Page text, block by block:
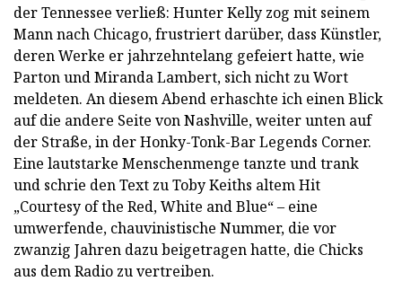
der Tennessee verließ: Hunter Kelly zog mit seinem
Mann nach Chicago, frustriert darüber, dass Künstler,
deren Werke er jahrzehntelang gefeiert hatte, wie
Parton und Miranda Lambert, sich nicht zu Wort
meldeten. An diesem Abend erhaschte ich einen Blick
auf die andere Seite von Nashville, weiter unten auf
der Straße, in der Honky-Tonk-Bar Legends Corner.
Eine lautstarke Menschenmenge tanzte und trank
und schrie den Text zu Toby Keiths altem Hit
„Courtesy of the Red, White and Blue“ – eine
umwerfende, chauvinistische Nummer, die vor
zwanzig Jahren dazu beigetragen hatte, die Chicks
aus dem Radio zu vertreiben.